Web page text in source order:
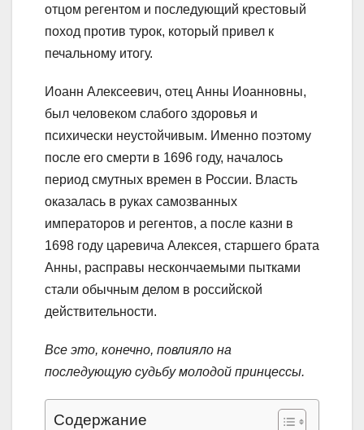
отцом регентом и последующий крестовый
поход против турок, который привел к
печальному итогу.
Иоанн Алексеевич, отец Анны Иоанновны,
был человеком слабого здоровья и
психически неустойчивым. Именно поэтому
после его смерти в 1696 году, началось
период смутных времен в России. Власть
оказалась в руках самозванных
императоров и регентов, а после казни в
1698 году царевича Алексея, старшего брата
Анны, расправы нескончаемыми пытками
стали обычным делом в российской
действительности.
Все это, конечно, повлияло на
последующую судьбу молодой принцессы.
Содержание